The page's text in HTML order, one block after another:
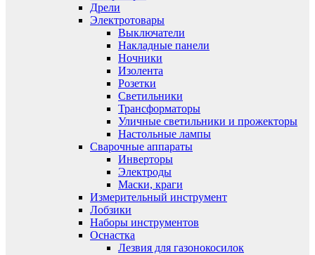
Дрели
Электротовары
Выключатели
Накладные панели
Ночники
Изолента
Розетки
Светильники
Трансформаторы
Уличные светильники и прожекторы
Настольные лампы
Сварочные аппараты
Инверторы
Электроды
Маски, краги
Измерительный инструмент
Лобзики
Наборы инструментов
Оснастка
Лезвия для газонокосилок